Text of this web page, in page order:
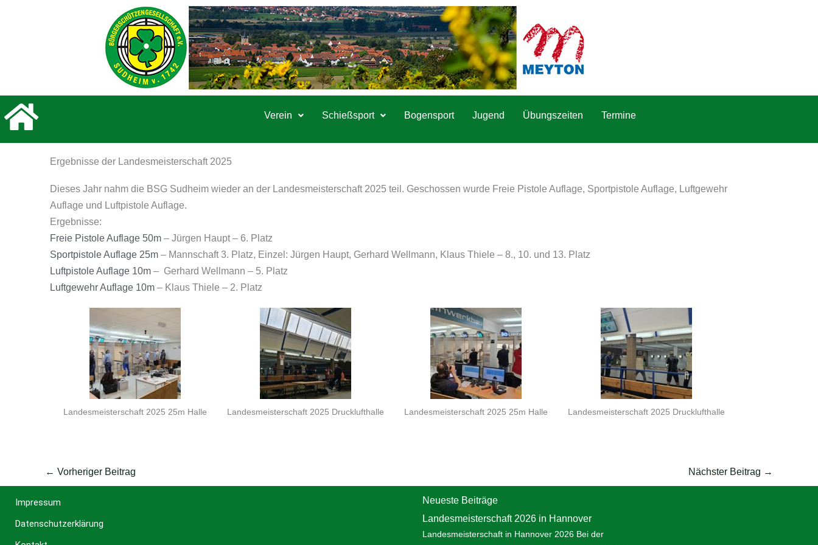
Verein Schießsport Bogensport Jugend Übungszeiten Termine
Ergebnisse der Landesmeisterschaft 2025
Dieses Jahr nahm die BSG Sudheim wieder an der Landesmeisterschaft 2025 teil. Geschossen wurde Freie Pistole Auflage, Sportpistole Auflage, Luftgewehr
Auflage und Luftpistole Auflage.
Ergebnisse:
Freie Pistole Auflage 50m – Jürgen Haupt – 6. Platz
Sportpistole Auflage 25m – Mannschaft 3. Platz, Einzel: Jürgen Haupt, Gerhard Wellmann, Klaus Thiele – 8., 10. und 13. Platz
Luftpistole Auflage 10m – Gerhard Wellmann – 5. Platz
Luftgewehr Auflage 10m – Klaus Thiele – 2. Platz
Landesmeisterschaft 2025 25m Halle Landesmeisterschaft 2025 Drucklufthalle Landesmeisterschaft 2025 25m Halle Landesmeisterschaft 2025 Drucklufthalle
← Vorheriger Beitrag Nächster Beitrag →
Impressum
Datenschutzerklärung
Neueste Beiträge
Landesmeisterschaft 2026 in Hannover
Landesmeisterschaft in Hannover 2026 Bei der